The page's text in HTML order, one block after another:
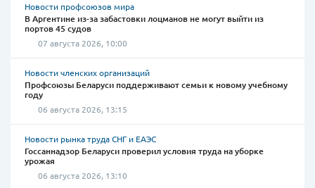
Новости профсоюзов мира
В Аргентине из-за забастовки лоцманов не могут выйти из
портов 45 судов
07 августа 2026, 10:00
Новости членских организаций
Профсоюзы Беларуси поддерживают семьи к новому учебному
году
06 августа 2026, 13:15
Новости рынка труда СНГ и ЕАЭС
Госсаннадзор Беларуси проверил условия труда на уборке
урожая
06 августа 2026, 13:10